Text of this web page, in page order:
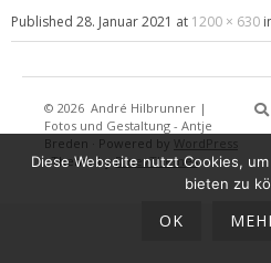
Published 28. Januar 2021 at 1200 × 630
© 2026 André Hilbrunner |
Fotos und Gestaltung - Antje
Breden
Powered by WordPress
·Theme byDinevThemes
Diese Webseite nutzt Cookies,
bieten zu
OK